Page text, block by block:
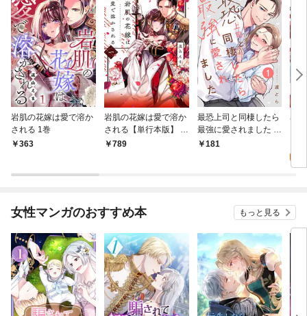
岩肌の花嫁は愛で溶か
される 1巻
363
岩肌の花嫁は愛で溶か
される【単行本版】 1
巻789
最恐上司と同棲したら
最強に愛されました 1
巻181
暴
女性マンガのおすすめ本 もっと見る